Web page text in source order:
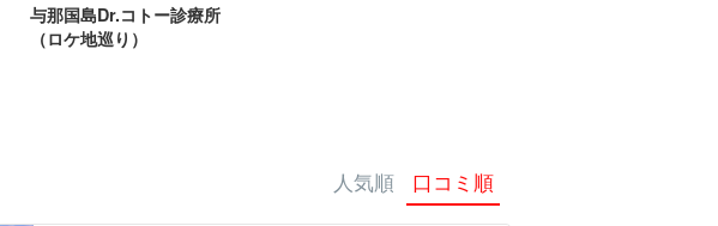
与那国島Dr.コトー診療所
（ロケ地巡り）
人気順 口コミ順